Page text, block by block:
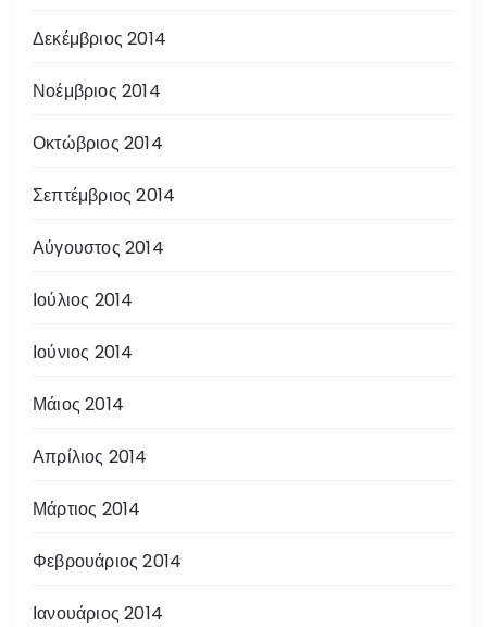
Δεκέμβριος 2014
Νοέμβριος 2014
Οκτώβριος 2014
Σεπτέμβριος 2014
Αύγουστος 2014
Ιούλιος 2014
Ιούνιος 2014
Μάιος 2014
Απρίλιος 2014
Μάρτιος 2014
Φεβρουάριος 2014
Ιανουάριος 2014